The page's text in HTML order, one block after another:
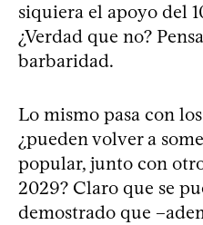
siquiera el apoyo del
¿Verdad que no?
barbaridad.
Lo mismo pasa con
¿pueden volver a
popular, junto con
2029? Claro que se
demostrado que